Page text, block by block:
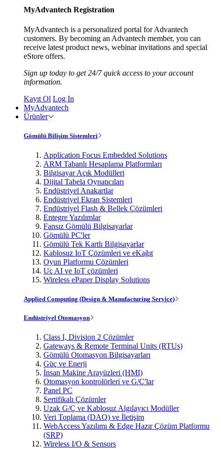
MyAdvantech Registration
MyAdvantech is a personalized portal for Advantech
customers. By becoming an Advantech member, you can
receive latest product news, webinar invitations and special
eStore offers.
Sign up today to get 24/7 quick access to your account
information.
Kayıt Ol Log In
MyAdvantech
Ürünler
Gömülü Bilişim Sistemleri
Application Focus Embedded Solutions
ARM Tabanlı Hesaplama Platformları
Bilgisayar Açık Modülleri
Dijital Tabela Oynatıcıları
Endüstriyel Anakartlar
Endüstriyel Ekran Sistemleri
Endüstriyel Flash & Bellek Çözümleri
Entegre Yazılımlar
Fansız Gömülü Bilgisayarlar
Gömülü PC'ler
Gömülü Tek Kartlı Bilgisayarlar
Kablosuz IoT Çözümleri ve eKağıt
Oyun Platformu Çözümleri
Uç AI ve IoT çözümleri
Wireless ePaper Display Solutions
Applied Computing (Design & Manufacturing Service)
Endüstriyel Otomasyon
Class I, Division 2 Çözümler
Gateways & Remote Terminal Units (RTUs)
Gömülü Otomasyon Bilgisayarları
Güç ve Enerji
İnsan Makine Arayüzleri (HMI)
Otomasyon kontrolörleri ve G/Ç'lar
Panel PC
Sertifikalı Çözümler
Uzak G/Ç ve Kablosuz Algılayıcı Modüller
Veri Toplama (DAQ) ve İletişim
WebAccess Yazılımı & Edge Hazır Çözüm Platformu
(SRP)
Wireless I/O & Sensors